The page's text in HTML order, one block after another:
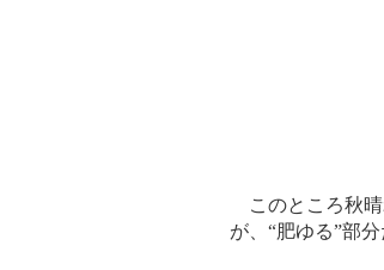
このところ秋晴
が、“肥ゆる”部